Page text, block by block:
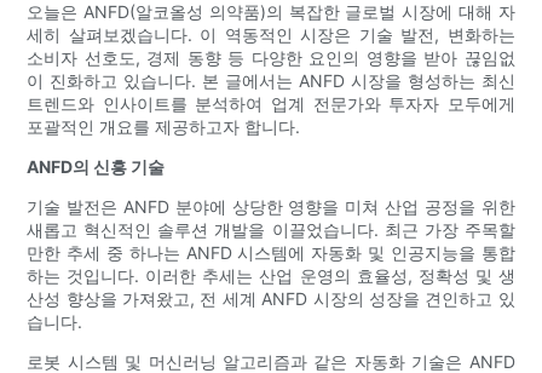
오늘은 ANFD(알코올성 의약품)의 복잡한 글로벌 시장에 대해 자
세히 살펴보겠습니다. 이 역동적인 시장은 기술 발전, 변화하는
소비자 선호도, 경제 동향 등 다양한 요인의 영향을 받아 끊임없
이 진화하고 있습니다. 본 글에서는 ANFD 시장을 형성하는 최신
트렌드와 인사이트를 분석하여 업계 전문가와 투자자 모두에게
포괄적인 개요를 제공하고자 합니다.
ANFD의 신흥 기술
기술 발전은 ANFD 분야에 상당한 영향을 미쳐 산업 공정을 위한
새롭고 혁신적인 솔루션 개발을 이끌었습니다. 최근 가장 주목할
만한 추세 중 하나는 ANFD 시스템에 자동화 및 인공지능을 통합
하는 것입니다. 이러한 추세는 산업 운영의 효율성, 정확성 및 생
산성 향상을 가져왔고, 전 세계 ANFD 시장의 성장을 견인하고 있
습니다.
로봇 시스템 및 머신러닝 알고리즘과 같은 자동화 기술은 ANFD